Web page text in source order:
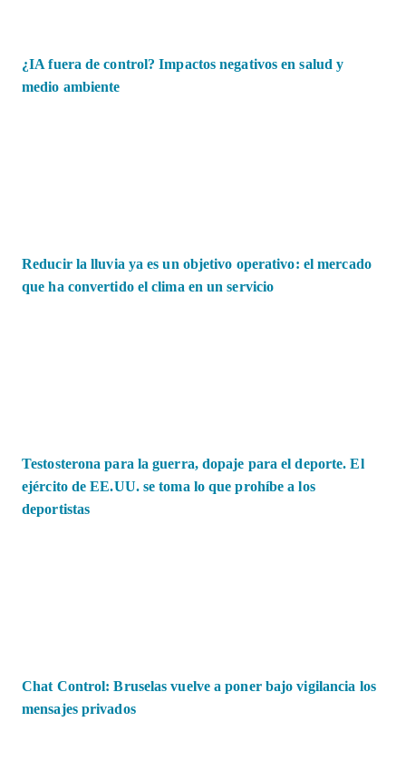
¿IA fuera de control? Impactos negativos en salud y
medio ambiente
Reducir la lluvia ya es un objetivo operativo: el mercado
que ha convertido el clima en un servicio
Testosterona para la guerra, dopaje para el deporte. El
ejército de EE.UU. se toma lo que prohíbe a los
deportistas
Chat Control: Bruselas vuelve a poner bajo vigilancia los
mensajes privados